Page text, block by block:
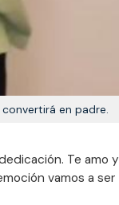
en padre.
Te amo y
vamos a ser